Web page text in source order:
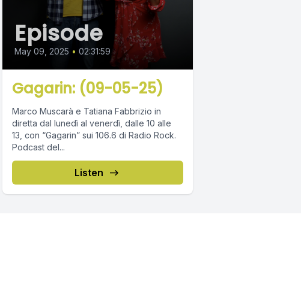
Episode
May 09, 2025 • 02:31:59
Gagarin: (09-05-25)
Marco Muscarà e Tatiana Fabbrizio in
diretta dal lunedì al venerdì, dalle 10 alle
13, con “Gagarin” sui 106.6 di Radio Rock.
Podcast del...
Listen